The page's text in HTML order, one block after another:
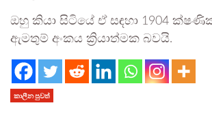
ඔහු කියා සිටියේ ඒ සඳහා 1904
ඇමතුම් අංකය ක්‍රියාත්මක බවයි.
කාලීන පුවත්